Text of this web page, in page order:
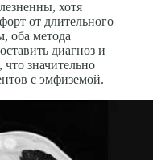
хотя
от длительного
оба метода
диагноз и
значительно
с эмфиземой.